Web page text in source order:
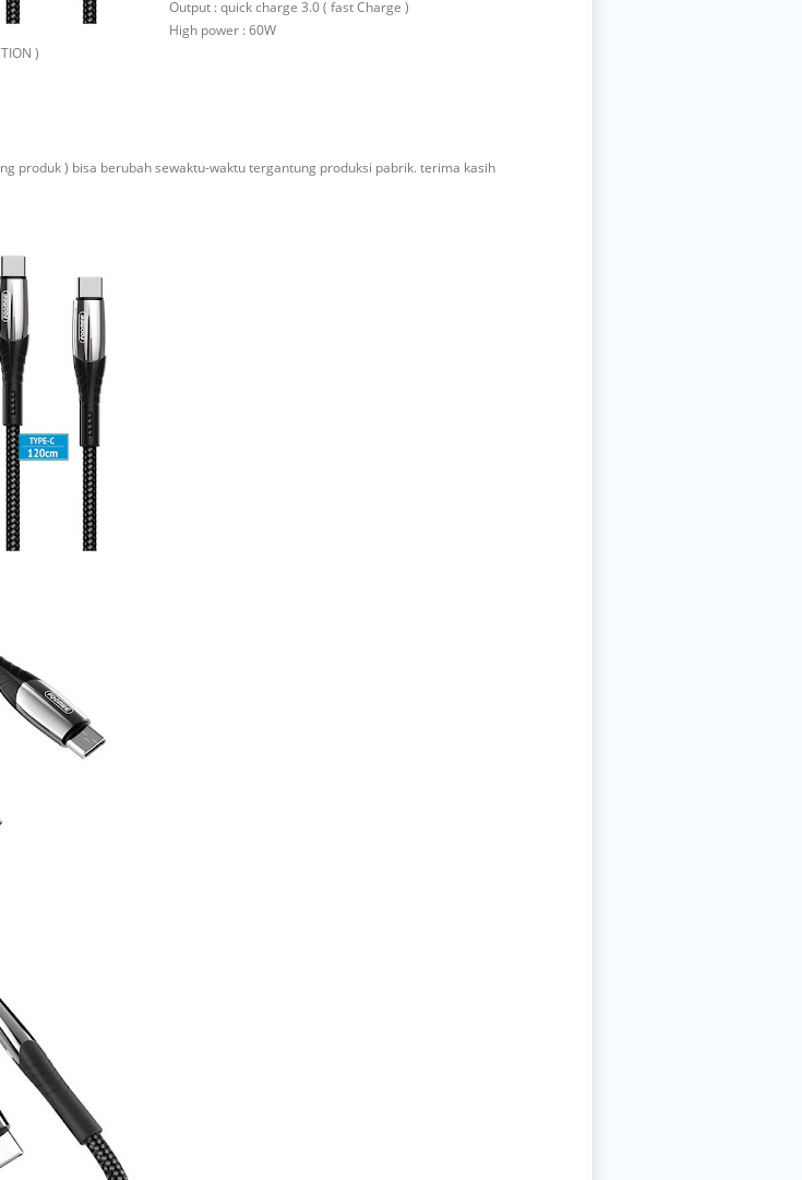
Output : quick charge 3.0 ( fast Charge )
High power : 60W
)
produk ) bisa berubah sewaktu-waktu tergantung produksi pabrik. terima kasih